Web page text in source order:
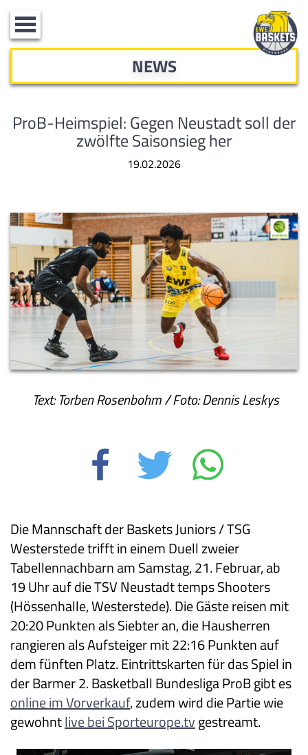
Toggle
navigation
NEWS
ProB-Heimspiel: Gegen Neustadt soll der
zwölfte Saisonsieg her
19.02.2026
Text: Torben Rosenbohm / Foto: Dennis Leskys
Die Mannschaft der Baskets Juniors / TSG
Westerstede trifft in einem Duell zweier
Tabellennachbarn am Samstag, 21. Februar, ab
19 Uhr auf die TSV Neustadt temps Shooters
(Hössenhalle, Westerstede). Die Gäste reisen mit
20:20 Punkten als Siebter an, die Hausherren
rangieren als Aufsteiger mit 22:16 Punkten auf
dem fünften Platz. Eintrittskarten für das Spiel in
der Barmer 2. Basketball Bundesliga ProB gibt es
online im Vorverkauf, zudem wird die Partie wie
gewohntlive bei Sporteurope.tvgestreamt.